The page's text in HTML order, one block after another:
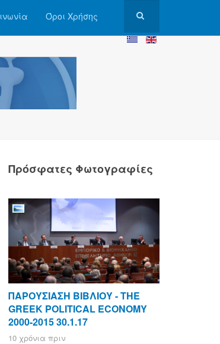
Όροι Χρήσης
Πρόσφατες Φωτογραφίες
ΠΑΡΟΥΣΙΑΣΗ ΒΙΒΛΙΟΥ - ΤΗΕ
GREEK POLITICAL ECONOMY
2000-2015 30.1.17
10 χρόνια πριν